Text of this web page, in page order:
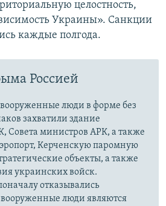
целостность,
Украины». Санкции
каждые полгода.
Россией
вооруженные люди в форме без
захватили здание
Совета министров АРК, а также
Керченскую паромную
объекты, а также
украинских войск.
отказывались
вооруженные люди являются